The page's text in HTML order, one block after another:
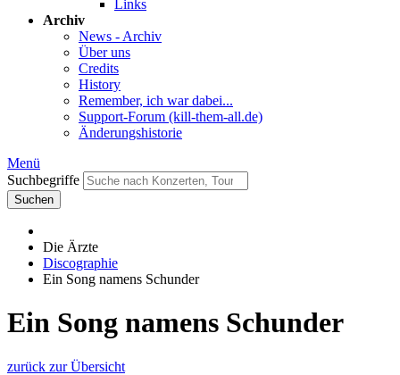
Links
Archiv
News - Archiv
Über uns
Credits
History
Remember, ich war dabei...
Support-Forum (kill-them-all.de)
Änderungshistorie
Menü
Suchbegriffe
Suchen
Die Ärzte
Discographie
Ein Song namens Schunder
Ein Song namens Schunder
zurück zur Übersicht